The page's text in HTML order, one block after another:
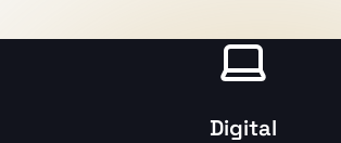
Digital